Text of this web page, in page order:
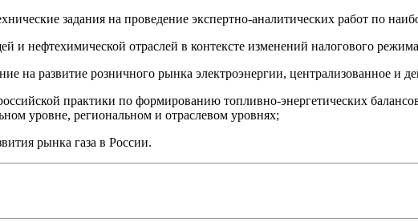
задания на проведение экспертно-аналитических работ по
и нефтехимической отраслей в контексте изменений налогового
на развитие розничного рынка электроэнергии, централизованное и
практики по формированию топливно-энергетических
уровне, региональном и отраслевом уровнях;
рынка газа в России.